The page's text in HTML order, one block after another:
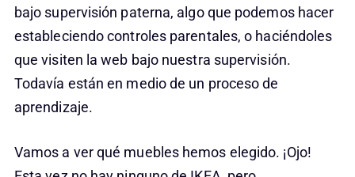
bajo supervisión paterna, algo que podemos hacer
estableciendo controles parentales, o haciéndoles
que visiten la web bajo nuestra supervisión.
Todavía están en medio de un proceso de
aprendizaje.
Vamos a ver qué muebles hemos elegido. ¡Ojo!